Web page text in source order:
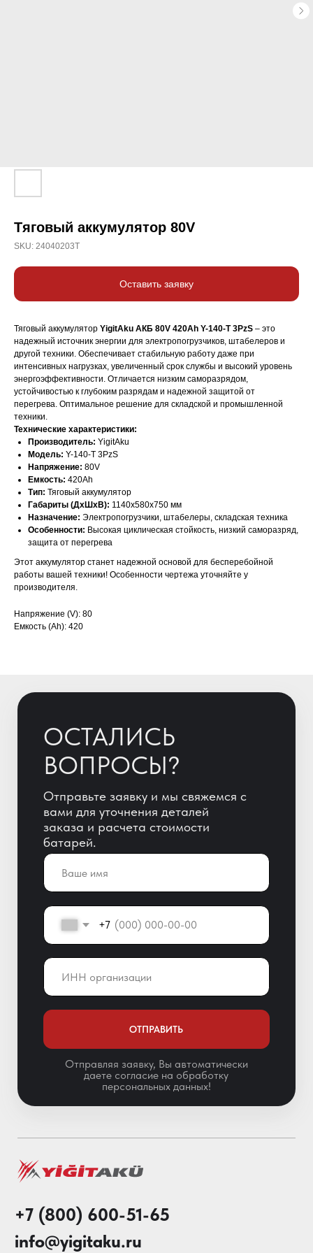
Тяговый аккумулятор 80V
SKU: 24040203T
Оставить заявку
Тяговый аккумулятор YigitAku АКБ 80V 420Ah Y-140-T 3PzS – это
надежный источник энергии для электропогрузчиков, штабелеров и
другой техники. Обеспечивает стабильную работу даже при
интенсивных нагрузках, увеличенный срок службы и высокий уровень
энергоэффективности. Отличается низким саморазрядом,
устойчивостью к глубоким разрядам и надежной защитой от
перегрева. Оптимальное решение для складской и промышленной
техники.
Технические характеристики:
Производитель: YigitAku
Модель: Y-140-T 3PzS
Напряжение: 80V
Емкость: 420Ah
Тип: Тяговый аккумулятор
Габариты (ДхШхВ): 1140х580х750 мм
Назначение: Электропогрузчики, штабелеры, складская техника
Особенности: Высокая циклическая стойкость, низкий саморазряд,
защита от перегрева
Этот аккумулятор станет надежной основой для бесперебойной
работы вашей техники! Особенности чертежа уточняйте у
производителя.
Напряжение (V): 80
Емкость (Ah): 420
ОСТАЛИСЬ
ВОПРОСЫ?
Отправьте заявку и мы свяжемся с
вами для уточнения деталей
батарей.
ОТПРАВИТЬ
Отправляя заявку, Вы автоматически
даете согласие на обработку
персональных данных!
Особенности АКБ
Каталог
Блог
О нас
info@yigitaku.ru
+7 (800) 600-51-65
Санкт-Петербург,
Краснопутиловская ул. 69, оф. 123
Политика конфиденциальности